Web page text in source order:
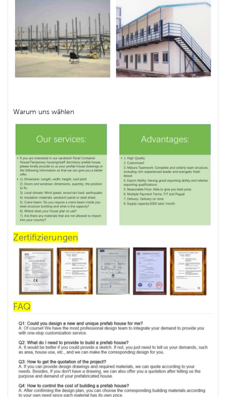
Warum uns wählen
Zertifizierungen
FAQ